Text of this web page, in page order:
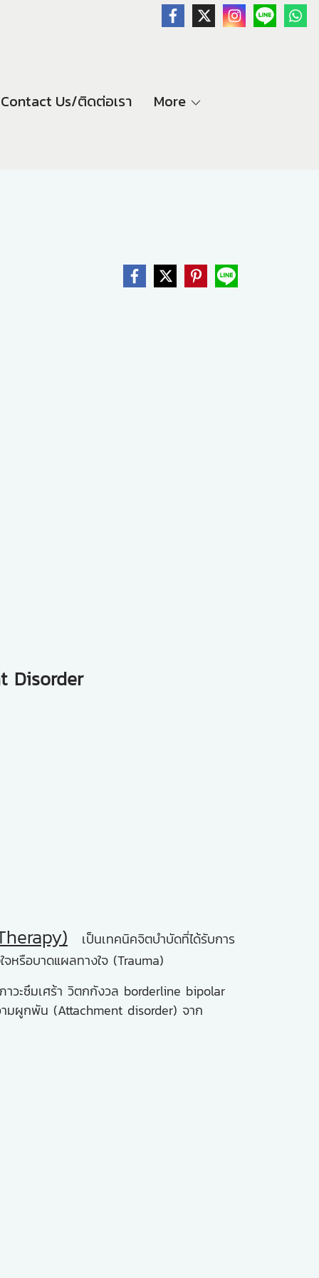
Contact Us/ติดต่อเรา More
Disorder
เป็นเทคนิคจิตบำบัดที่ได้รับการ
หรือบาดแผลทางใจ (Trauma)
าวะซึมเศร้า วิตกกังวล borderline bipolar
ามผูกพัน (Attachment disorder) จาก